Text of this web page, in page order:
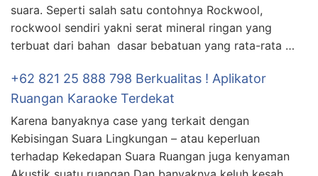
suara. Seperti salah satu contohnya Rockwool,
rockwool sendiri yakni serat mineral ringan yang
terbuat dari bahan dasar bebatuan yang rata-rata …
+62 821 25 888 798 Berkualitas ! Aplikator
Ruangan Karaoke Terdekat
Karena banyaknya case yang terkait dengan
Kebisingan Suara Lingkungan – atau keperluan
terhadap Kekedapan Suara Ruangan juga kenyaman